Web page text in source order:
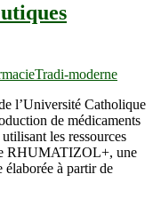
Tradi-moderne
l’Université Catholique
de médicaments
les ressources
RHUMATIZOL+, une
à partir de